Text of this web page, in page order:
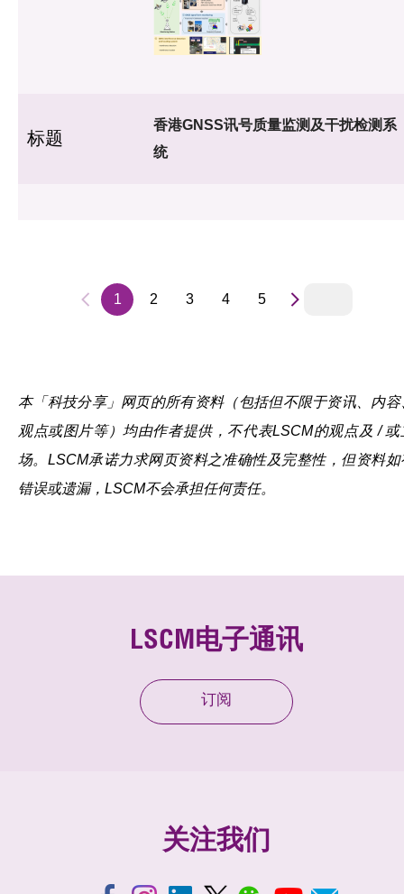
标题
香港GNSS讯号质量监测及干扰检测系
统
1 2 3 4 5
本「科技分享」网页的所有资料（包括但不限于资讯、内容
观点或图片等）均由作者提供，不代表LSCM的观点及 / 或
场。LSCM承诺力求网页资料之准确性及完整性，但资料如
错误或遗漏，LSCM不会承担任何责任。
LSCM电子通讯
订阅
关注我们